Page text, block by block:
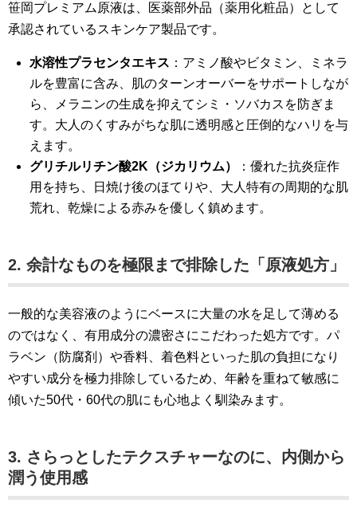
笹岡プレミアム原液は、医薬部外品（薬用化粧品）として
承認されているスキンケア製品です。
水溶性プラセンタエキス ：アミノ酸やビタミン、ミネラ
ルを豊富に含み、肌のターンオーバーをサポートしなが
ら、メラニンの生成を抑えてシミ・ソバカスを防ぎま
す。大人のくすみがちな肌に透明感と圧倒的なハリを与
えます。
グリチルリチン酸2K（ジカリウム）
：優れた抗炎症作
用を持ち、日焼け後のほてりや、大人特有の周期的な肌
荒れ、乾燥による赤みを優しく鎮めます。
2. 余計なものを極限まで排除した「原液処方」
一般的な美容液のようにベースに大量の水を足して薄める
のではなく、有用成分の濃密さにこだわった処方です。パ
ラベン（防腐剤）や香料、着色料といった肌の負担になり
やすい成分を極力排除しているため、年齢を重ねて敏感に
傾いた50代・60代の肌にも心地よく馴染みます。
3. さらっとしたテクスチャーなのに、内側から
潤う使用感